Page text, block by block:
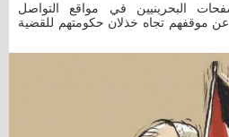
البحرينيين في مواقع التواصل
موقفهم تجاه خذلان حكومتهم للقضية